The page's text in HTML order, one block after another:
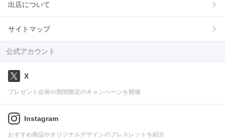
出店について
サイトマップ
公式アカウント
X
プレゼント企画や期間限定のキャンペーンを開催
Instagram
おすすめ商品やオリジナルデザインのブレスレットを紹介